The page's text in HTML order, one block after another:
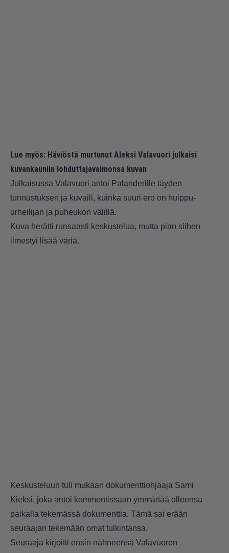
Lue myös: Häviöstä murtunut Aleksi Valavuori julkaisi
kuvankauniin lohduttajavaimonsa kuvan
Julkaisussa Valavuori antoi Palanderille täyden
tunnustuksen ja kuvaili, kuinka suuri ero on huippu-
urheilijan ja puheukon välillä.
Kuva herätti runsaasti keskustelua, mutta pian siihen
ilmestyi lisää väriä.
Keskusteluun tuli mukaan dokumenttiohjaaja Sami
Kieksi, joka antoi kommentissaan ymmärtää olleensa
paikalla tekemässä dokumenttia. Tämä sai erään
seuraajan tekemään omat tulkintansa.
Seuraaja kirjoitti ensin nähneensä Valavuoren